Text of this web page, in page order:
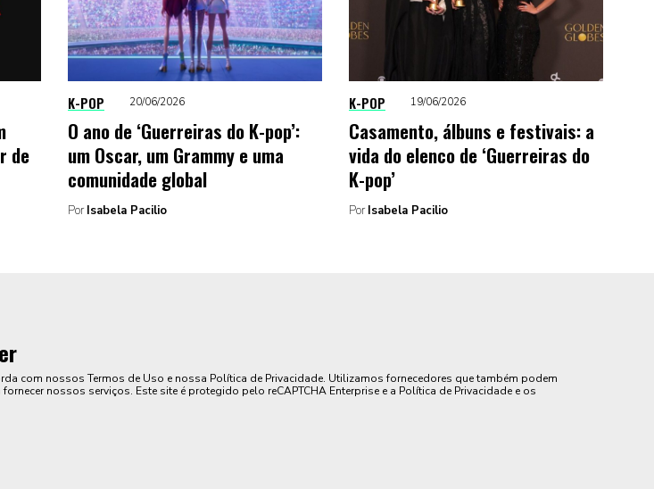
de
K-POP 20/06/2026
O ano de ‘Guerreiras do K-pop’:
um Oscar, um Grammy e uma
comunidade global
Por Isabela Pacilio
K-POP 19/06/2026
Casamento, álbuns e festivais: a
vida do elenco de ‘Guerreiras do
K-pop’
Por Isabela Pacilio
com nossos Termos de Uso e nossa Política de Privacidade. Utilizamos fornecedores que também podem
nossos serviços. Este site é protegido pelo reCAPTCHA Enterprise e a Política de Privacidade e os